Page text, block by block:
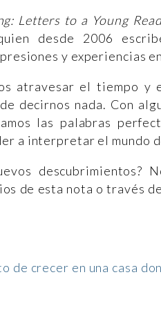
Letters to a Young
desde 2006
y experiencias
atravesar el tiempo y
decirnos nada. Con
las palabras
a interpretar el mundo
descubrimientos?
de esta nota o través
de crecer en una casa